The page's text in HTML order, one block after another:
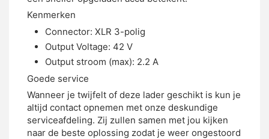
Kenmerken
Connector: XLR 3-polig
Output Voltage: 42 V
Output stroom (max): 2.2 A
Goede service
Wanneer je twijfelt of deze lader geschikt is kun je
altijd contact opnemen met onze deskundige
serviceafdeling. Zij zullen samen met jou kijken
naar de beste oplossing zodat je weer ongestoord